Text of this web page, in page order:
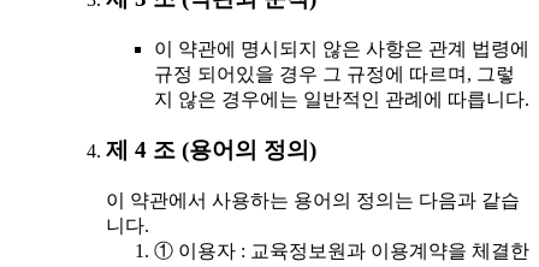
이 약관에 명시되지 않은 사항은 관계 법령에
규정 되어있을 경우 그 규정에 따르며, 그렇
지 않은 경우에는 일반적인 관례에 따릅니다.
제 4 조 (용어의 정의)
이 약관에서 사용하는 용어의 정의는 다음과 같습
니다.
① 이용자 : 교육정보원과 이용계약을 체결한